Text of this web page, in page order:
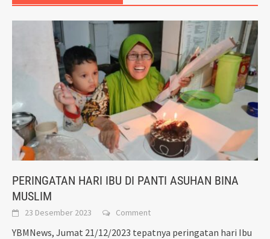
PERINGATAN HARI IBU DI PANTI ASUHAN BINA
MUSLIM
23 Desember 2023 Comment
YBMNews, Jumat 21/12/2023 tepatnya peringatan hari Ibu